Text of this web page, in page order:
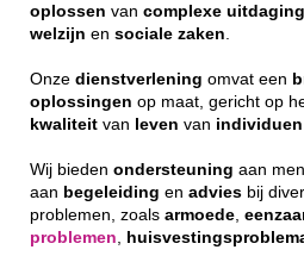
oplossen van complexe
welzijn en sociale zaken
Onze dienstverlening omvat een
oplossingen op maat, gericht op
kwaliteit van leven van individuen
Wij bieden ondersteuning aan
aan begeleiding en advies bij
problemen, zoals armoede
problemen